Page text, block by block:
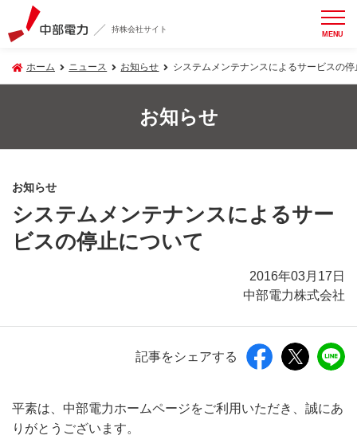
持株会社サイト MENU
ホーム ニュース お知らせ システムメンテナンスによるサービスの
お知らせ
お知らせ
システムメンテナンスによるサー
ビスの停止について
2016年03月17日
中部電力株式会社
記事をシェアする
平素は、中部電力ホームページをご利用いただき、誠にあ
りがとうございます。